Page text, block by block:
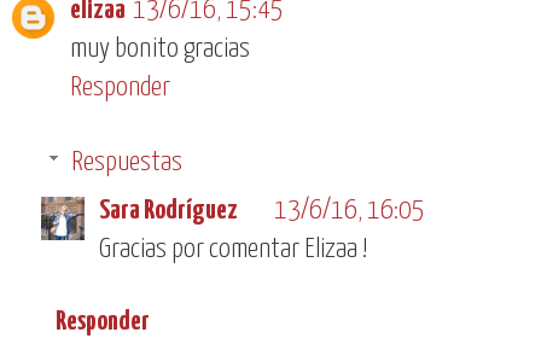
elizaa 13/6/16, 15:45
muy bonito gracias
Responder
Respuestas
Sara Rodríguez
13/6/16, 16:05
Gracias por comentar Elizaa !
Responder